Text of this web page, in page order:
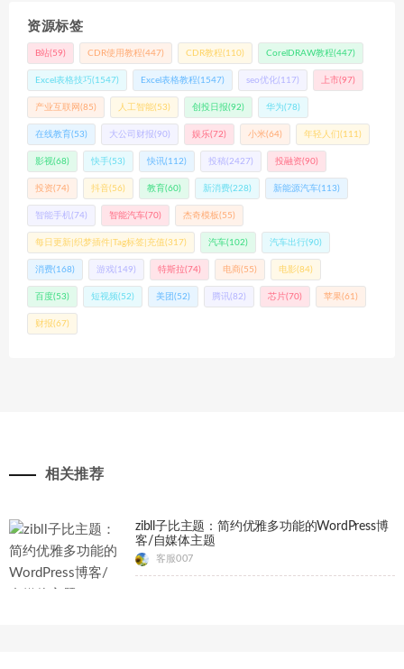
资源标签
B站(59) CDR使用教程(447) CDR教程(110) CorelDRAW教程(447)
Excel表格技巧(1547) Excel表格教程(1547) seo优化(117) 上市(97)
产业互联网 (85) 人工智能(53) 创投日报(92) 华为(78)
在线教育(53) 大公司财报(90) 娱乐(72) 小米(64) 年轻人们 (111)
影视(68) 快手(53) 快讯(112) 投稿 (2427) 投融资(90)
投资(74) 抖音(56) 教育(60) 新消费(228) 新能源汽车(113)
智能手机(74) 智能汽车(70) 杰奇模板(55)
每日更新|织梦插件|Tag标签|充值(317) 汽车(102) 汽车出行(90)
消费(168) 游戏(149) 特斯拉(74) 电商(55) 电影(84)
百度(53) 短视频(52) 美团 (52) 腾讯(82) 芯片(70) 苹果(61)
财报(67)
相关推荐
zibll子比主题：简约优雅多功能的WordPress博
客/自媒体主题
客服007